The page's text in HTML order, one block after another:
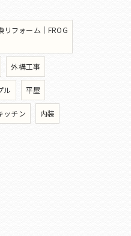
リフォーム｜FROG
外構工事
ル 平屋
ッチン 内装